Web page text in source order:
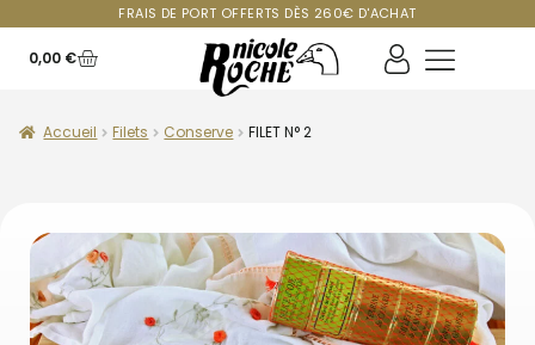
FRAIS DE PORT OFFERTS DÈS 260€ D'ACHAT
0,00 €
Accueil Filets Conserve FILET N° 2